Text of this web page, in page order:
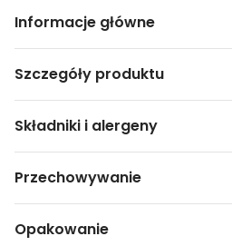
Informacje główne
Szczegóły produktu
Składniki i alergeny
Przechowywanie
Opakowanie